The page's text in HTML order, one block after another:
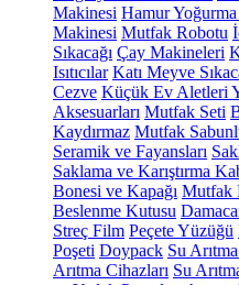
Makinesi Hamur
Makinesi Mutfak Robotu
Sıkacağı Çay Makineleri
Isıtıcılar Katı Meyve
Cezve Küçük Ev Aletleri
Aksesuarları Mutfak Seti
Kaydırmaz Mutfak
Seramik ve Fayansları
Saklama ve Karıştırma
Bonesi ve Kapağı Mutfak
Beslenme Kutusu
Streç Film Peçete Yüzüğü
Poşeti Doypack Su
Arıtma Cihazları Su